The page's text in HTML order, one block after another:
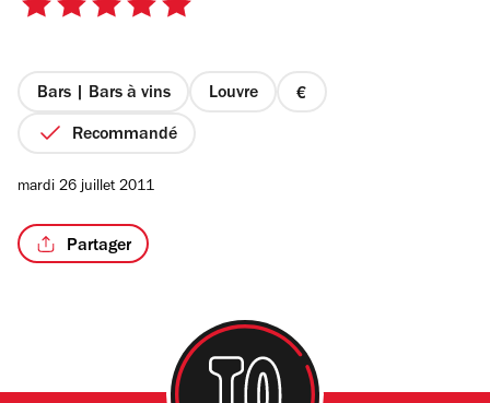
5
étoiles
Bars | Bars à vins Louvre
prix
Recommandé
mardi 26 juillet 2011
Partager